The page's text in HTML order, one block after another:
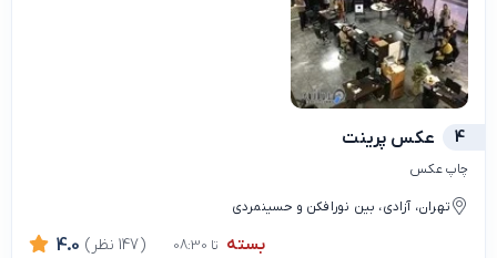
4 عکس پرینت
چاپ عکس
تهران، آزادی، بین نورافکن و حسینمردی
بسته تا 08:30 4.0 (147 نظر)